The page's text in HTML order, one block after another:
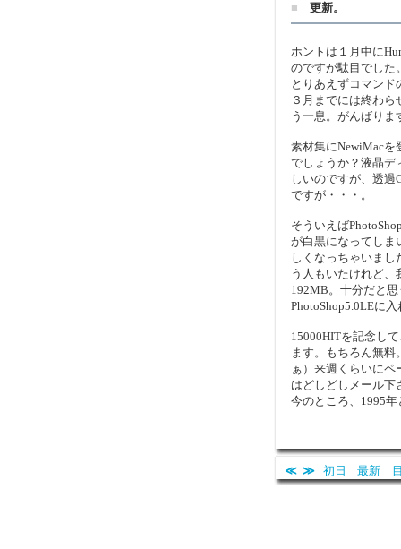
■
更新。
ホントは１月中に
のですが駄目でした
とりあえずコマン
３月までには終わ
う一息。がんばりま
素材集にNewiMacを
でしょうか？液晶デ
しいのですが、透過
ですが・・・。
そういえば
が白黒になってしま
しくなっちゃいま
う人もいたけれど、
192MB。十分だと
PhotoShop5.0LEに
15000HITを記念し
ます。もちろん無
ぁ）来週くらいに
はどしどしメール下
今のところ、1995
≪ ≫ 初日 最新